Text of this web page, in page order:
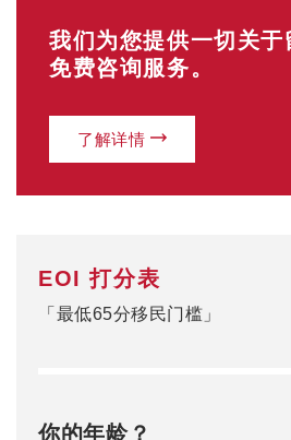
我们为您提供一切关于
免费咨询服务。
了解详情
EOI 打分表
「最低65分移民门槛」
你的年龄？